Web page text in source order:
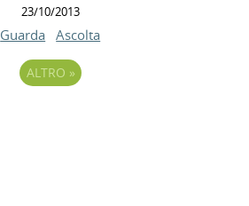
23/10/2013
Guarda Ascolta
ALTRO »